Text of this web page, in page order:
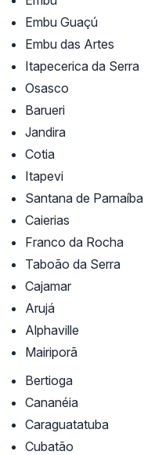
Embu Guaçú
Embu das Artes
Itapecerica da Serra
Osasco
Barueri
Jandira
Cotia
Itapevi
Santana de Parnaíba
Caierias
Franco da Rocha
Taboão da Serra
Cajamar
Arujá
Alphaville
Mairiporã
Bertioga
Cananéia
Caraguatatuba
Cubatão